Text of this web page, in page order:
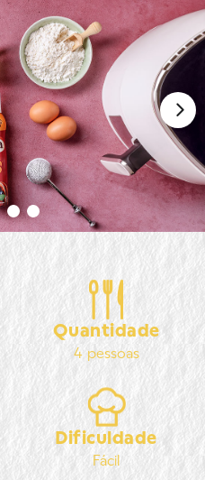
Quantidade
4 pessoas
Dificuldade
Fácil